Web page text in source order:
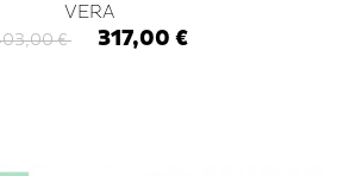
VERA
€ 317,00 €